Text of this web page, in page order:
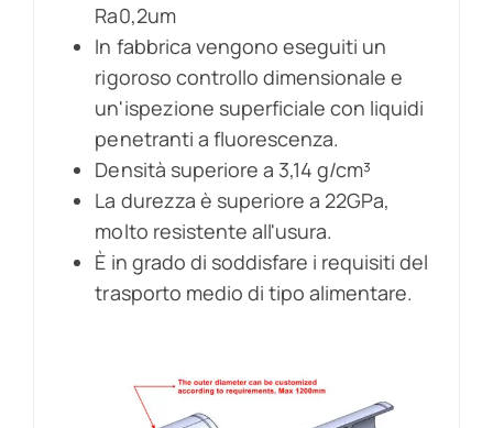
Ra0,2um
In fabbrica vengono eseguiti un
rigoroso controllo dimensionale e
un'ispezione superficiale con liquidi
penetranti a fluorescenza.
Densità superiore a 3,14 g/cm³
La durezza è superiore a 22GPa,
molto resistente all'usura.
È in grado di soddisfare i requisiti del
trasporto medio di tipo alimentare.